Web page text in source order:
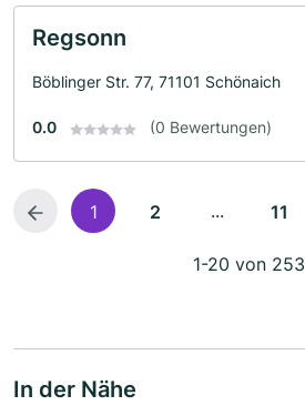
Regsonn
Böblinger Str. 77, 71101 Schönaich
0.0 (0 Bewertungen)
1 2 ... 11
1-20 von 253
In der Nähe